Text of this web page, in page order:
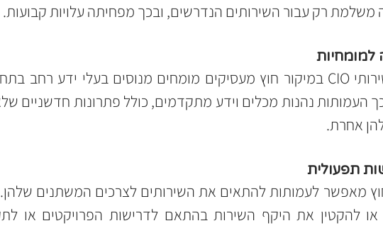
משלמת רק עבור השירותים הנדרשים, ובכך מפחיתה עלויות קבועות.
אחרת.